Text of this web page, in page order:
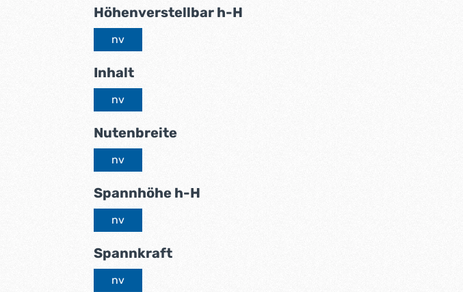
Höhenverstellbar h-H
nv
Inhaltauswählen
nv
Nutenbreiteauswählen
nv
Spannhöhe h-H
nv
Spannkraftauswählen
nv